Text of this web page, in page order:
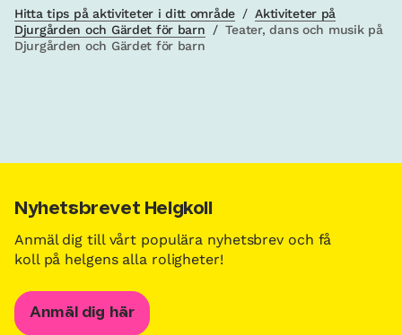
Hitta tips på aktiviteter i ditt område / Aktiviteter på
Djurgården och Gärdet för barn
/ Teater, dans och musik på
Djurgården och Gärdet för barn
Nyhetsbrevet Helgkoll
Anmäl dig till vårt populära nyhetsbrev och få
koll på helgens alla roligheter!
Anmäl dig här